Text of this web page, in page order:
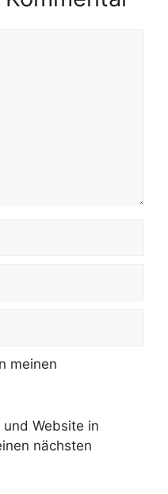
meinen
Website in
nächsten